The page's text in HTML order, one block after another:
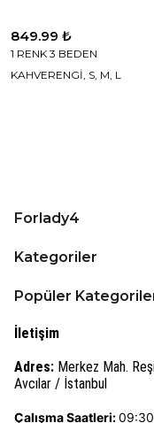
849.99 ₺
1 RENK 3 BEDEN
KAHVERENGİ, S, M, L
Forlady4
Kategoriler
Popüler
İletişim
Adres: Merkez Mah.
Avcılar / İstanbul
Çalışma Saatleri: